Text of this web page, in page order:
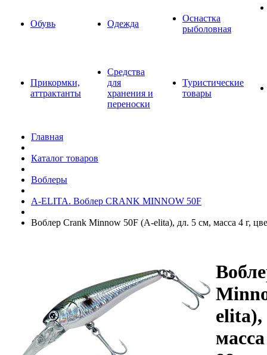
Обувь Одежда
Оснастка
рыболовная
Прикормки,
аттрактанты
Средства
для
хранения и
переноски
Туристические
товары
Главная
Каталог товаров
Воблеры
A-ELITA. Воблер CRANK MINNOW 50F
Воблер Crank Minnow 50F (A-elita), дл. 5 см, масса 4 г,
elita),